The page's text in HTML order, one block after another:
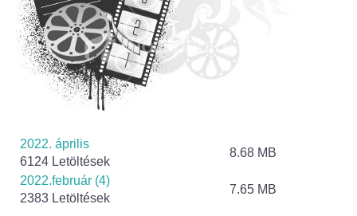
Önkormányzati támogatások
Szabályzatok
Pályázatok
Szerződések
2022. április
6124 Letöltések
8.68 MB
2022.február (4)
2383 Letöltések
7.65 MB